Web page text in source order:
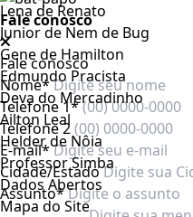
Fale conosco
Fale conosco
Nome*
Telefone 1*
Telefone 2
E-mail*
Cidade/Estado
Assunto*
Lena de Renato
Junior de Nem de Bug
Gene de Hamilton
Edmundo Pracista
Deva do Mercadinho
Ailton Leal
Helder de Nôia
Professor Simba
Dados Abertos
Mapa do Site